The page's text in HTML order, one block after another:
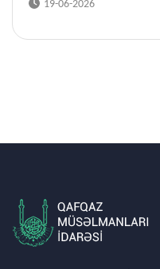
19-06-2026